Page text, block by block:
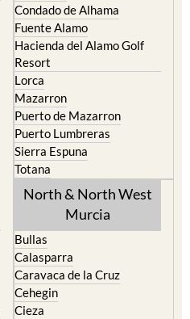
Condado de Alhama
Fuente Alamo
Hacienda del Alamo Golf
Resort
Lorca
Mazarron
Puerto de Mazarron
Puerto Lumbreras
Sierra Espuna
Totana
North & North West
Murcia
Bullas
Calasparra
Caravaca de la Cruz
Cehegin
Cieza